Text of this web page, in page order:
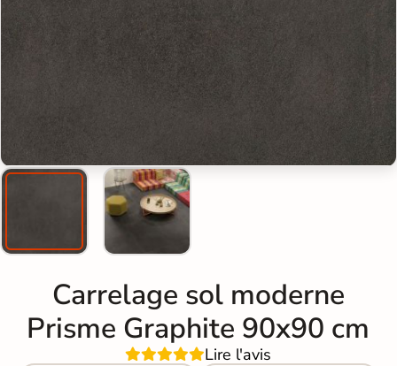
Carrelage sol moderne
Prisme Graphite 90x90 cm
Lire l'avis